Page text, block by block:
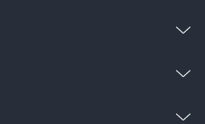
をきちんとつくって実行できれ